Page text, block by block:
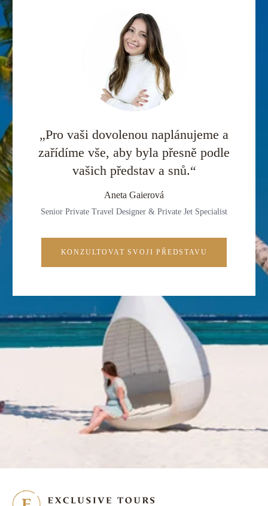
„Pro vaši dovolenou naplánujeme a
zařídíme vše, aby byla přesně podle
vašich představ a snů.“
Aneta Gaierová
Senior Private Travel Designer & Private Jet Specialist
KONZULTOVAT SVOJI PŘEDSTAVU